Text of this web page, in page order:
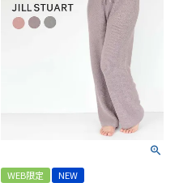
WEB限定
NEW